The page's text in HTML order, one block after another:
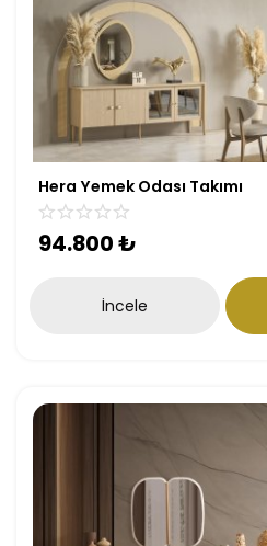
Hera Yemek Odası Takımı
94.800₺
İncele